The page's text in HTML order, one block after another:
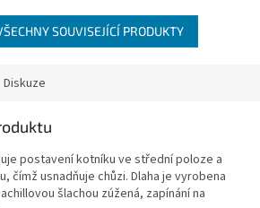
SOUVISEJÍCÍ PRODUKTY
Diskuze
postavení kotníku ve střední poloze a
čímž usnadňuje chůzi. Dlaha je vyrobena
šlachou zúžená, zapínání na